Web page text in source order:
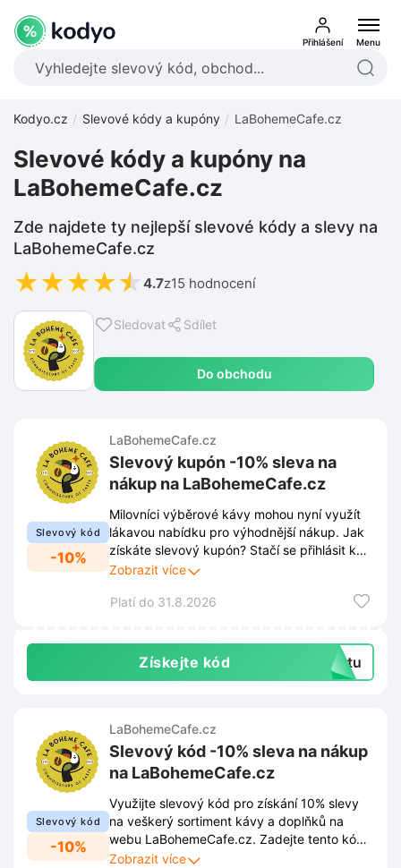
Přihlášení Menu
Kodyo.cz Slevové kódy a kupóny LaBohemeCafe.cz
Sledovat Sdílet
Do obchodu
Slevové kódy a kupóny na
LaBohemeCafe.cz
Zde najdete ty nejlepší slevové kódy a slevy na
LaBohemeCafe.cz
★★★★★ 4.7z15 hodnocení
Slevový kód
-10%
LaBohemeCafe.cz
Slevový kupón -10% sleva na
nákup na LaBohemeCafe.cz
Milovníci výběrové kávy mohou nyní využít
lákavou nabídku pro výhodnější nákup. Jak
získáte slevový kupón? Stačí se přihlásit k
odběru newsletteru prostřednictvím
LaBohemeCafe.cz. Registrace zajistí přísun
kód na 10% slevu, který lze uplatnit při
objednávce.
Zobrazit více
Platí do 31.8.2026
Získejte kód extu
Slevový kód
-10%
LaBohemeCafe.cz
Slevový kód -10% sleva na nákup
na LaBohemeCafe.cz
Využijte slevový kód pro získání 10% slevy
na veškerý sortiment kávy a doplňků na
webu LaBohemeCafe.cz. Zadejte tento kód
v košíku a cena objednávky se okamžitě
Zobrazit více